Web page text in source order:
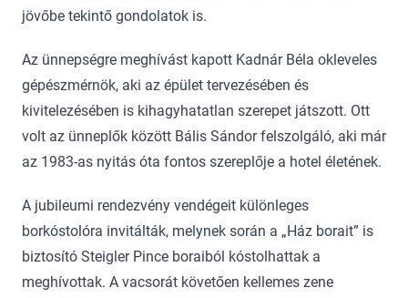
jövőbe tekintő gondolatok is.
Az ünnepségre meghívást kapott Kadnár Béla okleveles
gépészmérnök, aki az épület tervezésében és
kivitelezésében is kihagyhatatlan szerepet játszott. Ott
volt az ünneplők között Bális Sándor felszolgáló, aki már
az 1983-as nyitás óta fontos szereplője a hotel életének.
A jubileumi rendezvény vendégeit különleges
borkóstolóra invitálták, melynek során a „Ház borait” is
biztosító Steigler Pince boraiból kóstolhattak a
meghívottak. A vacsorát követően kellemes zene